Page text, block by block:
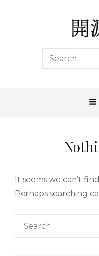
開源書局
開源書局出版有限公司
Search
for:
It seems we can’t
Perhaps searching
Search